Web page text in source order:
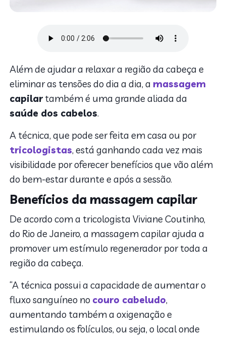
Além de ajudar a relaxar a região da cabeça e
eliminar as tensões do dia a dia, a massagem
capilartambém é uma grande aliada da
saúde dos cabelos.
A técnica, que pode ser feita em casa ou por
tricologistas, está ganhando cada vez mais
visibilidade por oferecer benefícios que vão além
do bem-estar durante e após a sessão.
Benefícios da massagem capilar
De acordo com a tricologista Viviane Coutinho,
do Rio de Janeiro, a massagem capilar ajuda a
promover um estímulo regenerador por toda a
região da cabeça.
“A técnica possui a capacidade de aumentar o
fluxo sanguíneo no couro cabeludo,
aumentando também a oxigenação e
estimulando os folículos, ou seja, o local onde